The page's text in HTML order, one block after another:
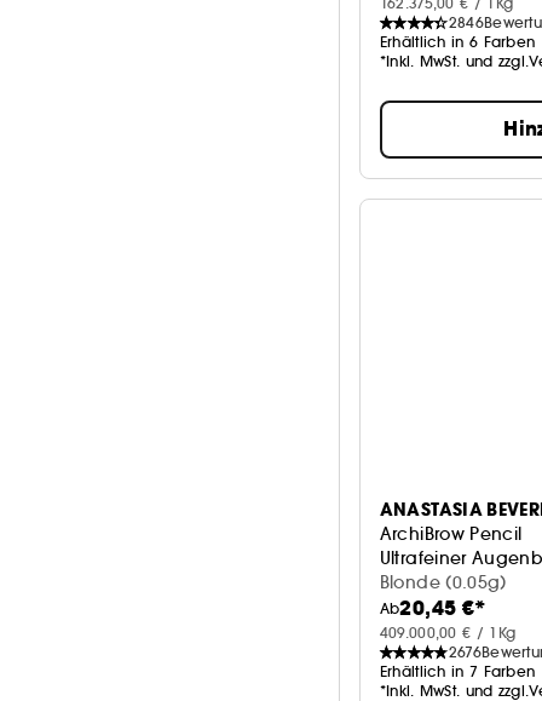
2846
Erhältlich in 6 Farben
*Inkl. MwSt. und
ANASTASIA
ArchiBrow Pencil
Ultrafeiner
Blonde (0.05g)
Ab20,45 €*
409.000,00 € / 1Kg
2676
Erhältlich in 7 Farben
*Inkl. MwSt. und